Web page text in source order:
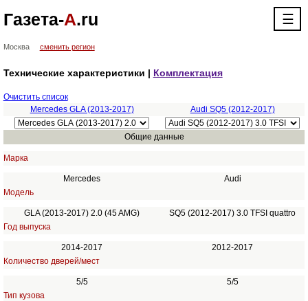
Газета-А.ru ☰
Москва сменить регион
Технические характеристики | Комплектация
Очистить список
Mercedes GLA (2013-2017)
Audi SQ5 (2012-2017)
Общие данные
Марка
Mercedes
Audi
Модель
GLA (2013-2017) 2.0 (45 AMG)
SQ5 (2012-2017) 3.0 TFSI quattro
Год выпуска
2014-2017
2012-2017
Количество дверей/мест
5/5
5/5
Тип кузова